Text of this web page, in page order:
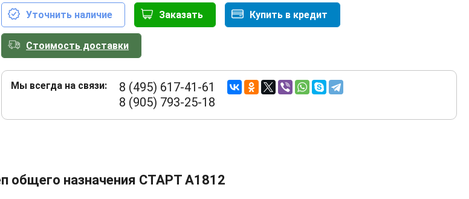
Уточнить наличие Заказать Купить в кредит
Стоимость доставки
Мы всегда на связи:
8 (495) 617-41-61
8 (905) 793-25-18
общего назначения СТАРТ А1812